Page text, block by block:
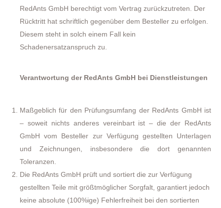
RedAnts GmbH berechtigt vom Vertrag zurückzutreten. Der
Rücktritt hat schriftlich gegenüber dem Besteller zu erfolgen.
Diesem steht in solch einem Fall kein
Schadenersatzanspruch zu.
Verantwortung der RedAnts GmbH bei Dienstleistungen
Maßgeblich für den Prüfungsumfang der RedAnts GmbH ist
– soweit nichts anderes vereinbart ist – die der RedAnts
GmbH vom Besteller zur Verfügung gestellten Unterlagen
und Zeichnungen, insbesondere die dort genannten
Toleranzen.
Die RedAnts GmbH prüft und sortiert die zur Verfügung
gestellten Teile mit größtmöglicher Sorgfalt, garantiert jedoch
keine absolute (100%ige) Fehlerfreiheit bei den sortierten